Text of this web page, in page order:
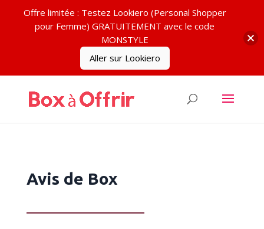
Avis de Box
Offre limitée : Testez Lookiero (Personal Shopper
pour Femme) GRATUITEMENT avec le code
MONSTYLE
Aller sur Lookiero